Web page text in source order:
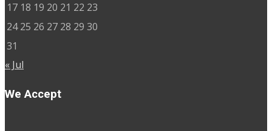
17 18 19 20 21 22 23
24 25 26 27 28 29 30
31
« Jul
We Accept